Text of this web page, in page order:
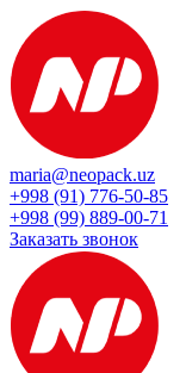
maria@neopack.uz
+998 (91) 776-50-85
+998 (99) 889-00-71
Заказать звонок